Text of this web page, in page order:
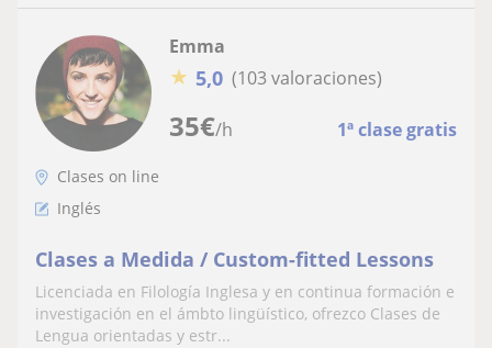
35€/h 1ª clase gratis
Emma
★ 5,0 (103 valoraciones)
Clases on line
Inglés
Clases a Medida / Custom-fitted Lessons
Licenciada en Filología Inglesa y en continua formación e
investigación en el ámbto lingüístico, ofrezco Clases de
Lengua orientadas y estr...